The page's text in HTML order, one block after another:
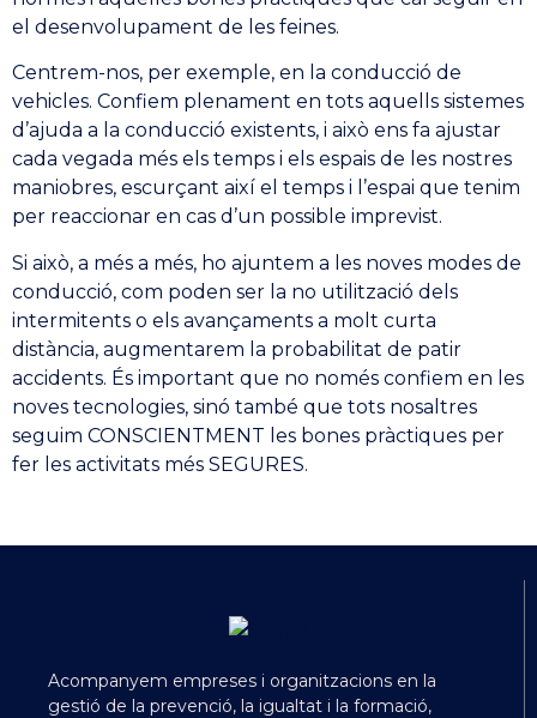
el desenvolupament de les feines.
Centrem-nos, per exemple, en la conducció de
vehicles. Confiem plenament en tots aquells sistemes
d’ajuda a la conducció existents, i això ens fa ajustar
cada vegada més els temps i els espais de les nostres
maniobres, escurçant així el temps i l’espai que tenim
per reaccionar en cas d’un possible imprevist.
Si això, a més a més, ho ajuntem a les noves modes de
conducció, com poden ser la no utilització dels
intermitents o els avançaments a molt curta
distància, augmentarem la probabilitat de patir
accidents. És important que no només confiem en les
noves tecnologies, sinó també que tots nosaltres
seguim CONSCIENTMENT les bones pràctiques per
fer les activitats més SEGURES.
Acompanyem empreses i organitzacions en la
gestió de la prevenció, la igualtat i la formació,